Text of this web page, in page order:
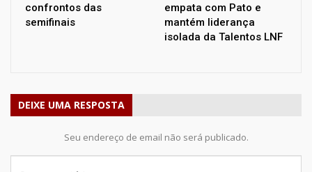
confrontos das
semifinais
empata com Pato e
mantém liderança
isolada da Talentos LNF
DEIXE UMA RESPOSTA
Seu endereço de email não será publicado.